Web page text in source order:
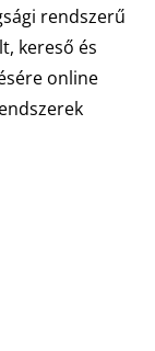
rendszerű
kereső és
online